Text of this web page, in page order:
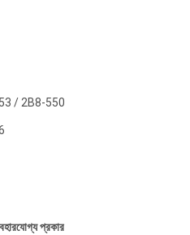
/ 2B8-550
প্রকার